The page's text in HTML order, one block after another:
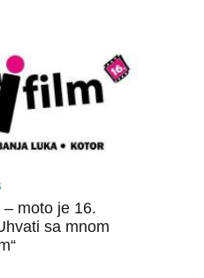
– moto je 16.
sa mnom